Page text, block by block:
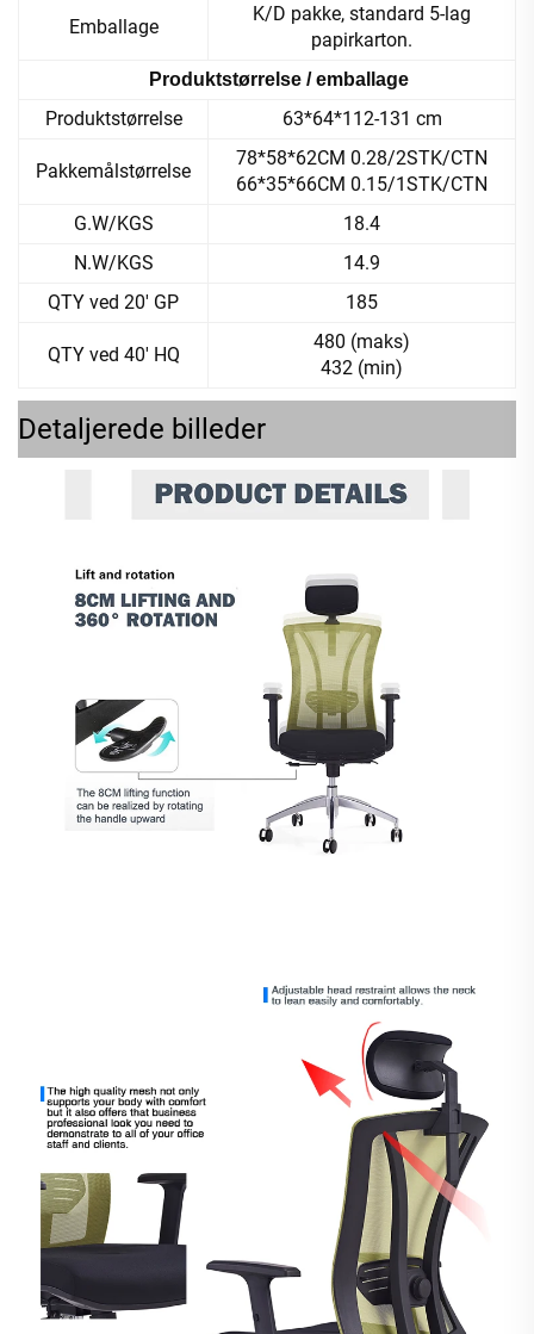
Emballage
K/D pakke, standard 5-lag
papirkarton.
Produktstørrelse / emballage
Produktstørrelse 63*64*112-131 cm
Pakkemålstørrelse
78*58*62CM 0.28/2STK/CTN
66*35*66CM 0.15/1STK/CTN
G.W/KGS
18.4
N.W/KGS
14.9
QTY ved 20' GP
185
QTY ved 40' HQ
480 (maks)
432 (min)
Detaljerede billeder